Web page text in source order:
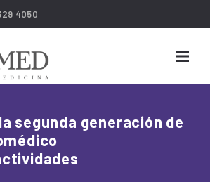
4050
segunda generación de